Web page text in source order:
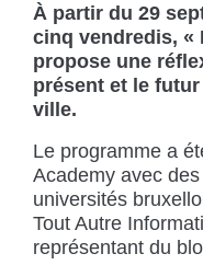
À partir du 29
cinq vendredis, «
propose une
présent et le
ville.
Le programme a
Academy avec
universités
Tout Autre
représentant du